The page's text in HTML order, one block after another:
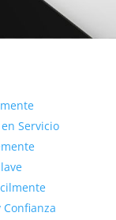
Servicio